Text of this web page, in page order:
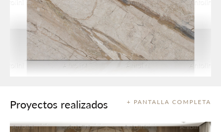
+ PANTALLA COMPLETA
Proyectos realizados